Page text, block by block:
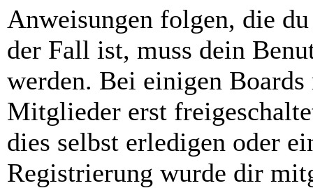
Anweisungen folgen, die
der Fall ist, muss dein
werden. Bei einigen Boards
Mitglieder erst
dies selbst erledigen oder
Registrierung wurde dir